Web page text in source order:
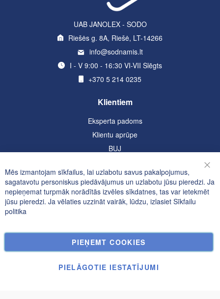
UAB JANOLEX - SODO
Riešės g. 8A, Riešė, LT-14266
info@sodnamis.lt
I - V 9:00 - 16:30 VI-VII Slēgts
+370 5 214 0235
Klientiem
Eksperta padoms
Klientu aprūpe
BUJ
Informācija
Konfidencialitātes un sīkfailu politika
Meklētie atslēgvārdi
Pasūtījumi un atgriešana
Kontakti
Mēs izmantojam sīkfailus, lai uzlabotu savus pakalpojumus,
sagatavotu personiskus piedāvājumus un uzlabotu jūsu pieredzi. Ja
nepieņemat turpmāk norādītās izvēles sīkdatnes, tas var ietekmēt
jūsu pieredzi. Ja vēlaties uzzināt vairāk, lūdzu, izlasiet Sīkfailu
politika
PIEŅEMT COOKIES
PIELĀGOTIE IESTATĪJUMI